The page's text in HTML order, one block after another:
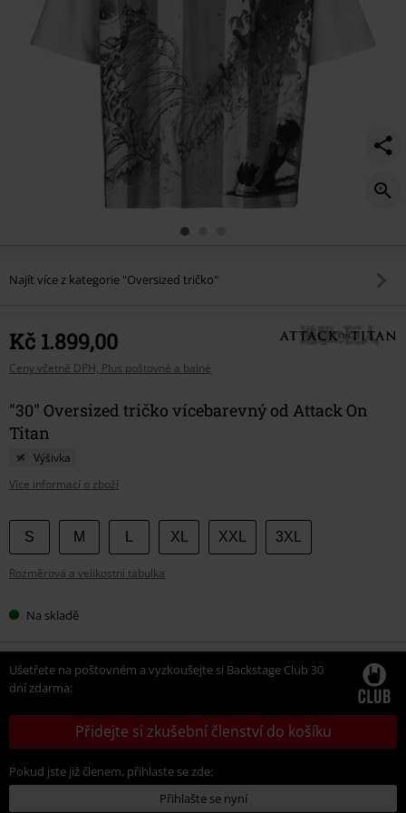
Najít více z kategorie "Oversized tričko"
Kč 1.899,00
Ceny včetně DPH, Plus poštovné a balné
"30" Oversized tričko vícebarevný od Attack On
Titan
Výšivka
Více informací o zboží
Vyberte
si
velikost
S M XL XXL 3XL
Rozměrová a velikostní tabulka
Na skladě
Ušetřete na poštovném a vyzkoušejte si Backstage Club 30
dní zdarma:
Přidejte si zkušební členství do košíku
Pokud jste již členem, přihlaste se zde:
Přihlašte se nyní